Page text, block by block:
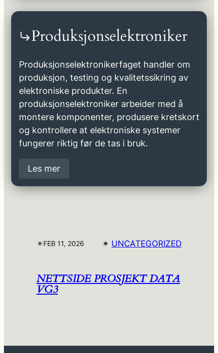
Produksjonselektroniker
Produksjonselektronikerfaget handler om
produksjon, testing og kvalitetssikring av
elektroniske produkter. En
produksjonselektroniker arbeider med å
montere komponenter, produsere kretskort
og kontrollere at elektroniske systemer
fungerer riktig før de tas i bruk.
Les mer
✴︎FEB 11, 2026 ✴︎ UNCATEGORIZED
NETTSIDE PROSJEKT DATA
VG3